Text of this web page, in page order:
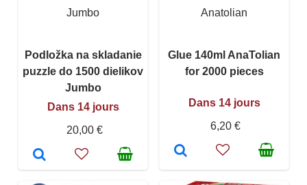
Jumbo
Podložka na skladanie
puzzle do 1500 dielikov
Jumbo
Dans 14 jours
20,00 €
Anatolian
Glue 140ml AnaTolian
for 2000 pieces
Dans 14 jours
6,20 €